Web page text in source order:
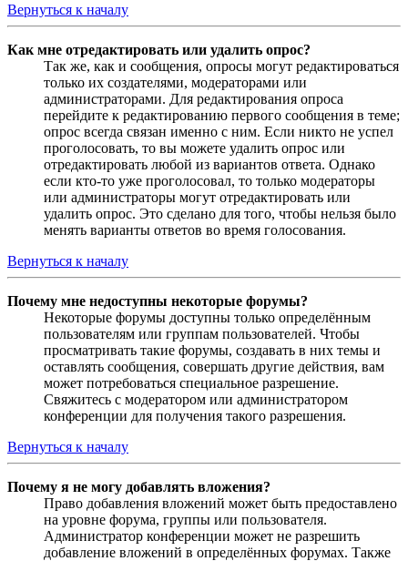
Вернуться к началу
Как мне отредактировать или удалить опрос?
Так же, как и сообщения, опросы могут редактироваться
только их создателями, модераторами или
администраторами. Для редактирования опроса
перейдите к редактированию первого сообщения в теме;
опрос всегда связан именно с ним. Если никто не успел
проголосовать, то вы можете удалить опрос или
отредактировать любой из вариантов ответа. Однако
если кто-то уже проголосовал, то только модераторы
или администраторы могут отредактировать или
удалить опрос. Это сделано для того, чтобы нельзя было
менять варианты ответов во время голосования.
Вернуться к началу
Почему мне недоступны некоторые форумы?
Некоторые форумы доступны только определённым
пользователям или группам пользователей. Чтобы
просматривать такие форумы, создавать в них темы и
оставлять сообщения, совершать другие действия, вам
может потребоваться специальное разрешение.
Свяжитесь с модератором или администратором
конференции для получения такого разрешения.
Вернуться к началу
Почему я не могу добавлять вложения?
Право добавления вложений может быть предоставлено
на уровне форума, группы или пользователя.
Администратор конференции может не разрешить
добавление вложений в определённых форумах. Также